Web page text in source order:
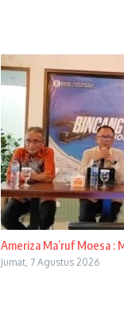
Ameriza Ma’ruf Moesa :
Jumat, 7 Agustus 2026